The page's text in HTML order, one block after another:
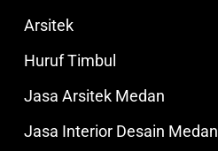
Arsitek
Huruf Timbul
Jasa Arsitek Medan
Jasa Interior Desain Medan